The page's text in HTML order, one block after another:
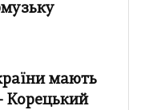
мають
Корецький